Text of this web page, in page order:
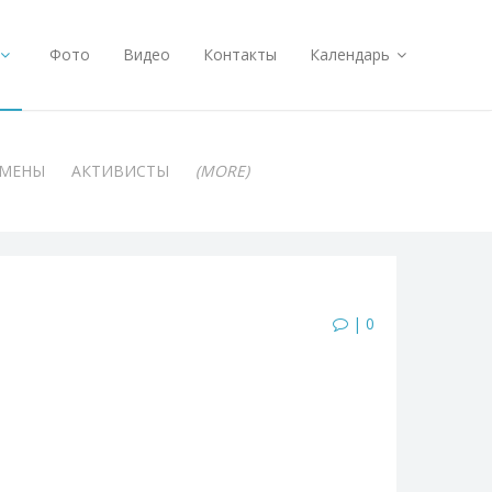
Фото Видео Контакты Календарь
АКТИВИСТЫ (MORE)
| 0